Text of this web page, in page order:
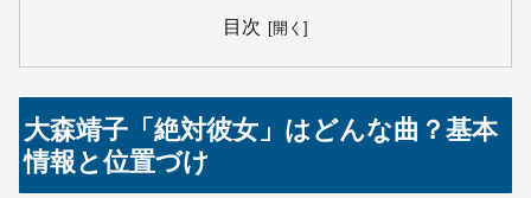
目次
大森靖子「絶対彼女」はどんな曲？基本
情報と位置づけ